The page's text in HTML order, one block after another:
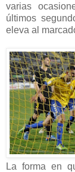
varias
últimos
eleva al
La forma en